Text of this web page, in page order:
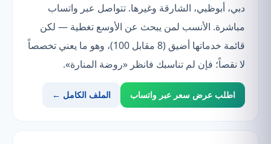
دبي، أبوظبي، الشارقة وغيرها. تتواصل عبر واتساب
مباشرة. الأنسب لمن يبحث عن الأوسع تغطية — لكن
قائمة خدماتها أضيق (8 مقابل 100)، وهو ما يعني تخصصاً
لا نقصاً؛ فإن لم تناسبك فانظر «روضة المنارة».
اطلب عرض سعر عبر واتساب الملف الكامل ←